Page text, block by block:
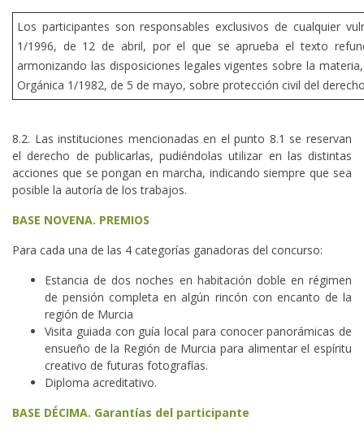
Los participantes son responsables exclusivos de cualquier
1/1996, de 12 de abril, por el que se aprueba el texto
armonizando las disposiciones legales vigentes sobre la
Orgánica 1/1982, de 5 de mayo, sobre protección civil del
8.2. Las instituciones mencionadas en el punto 8.1 se reservan
el derecho de publicarlas, pudiéndolas utilizar en las distintas
acciones que se pongan en marcha, indicando siempre que sea
posible la autoría de los trabajos.
BASE NOVENA. PREMIOS
Para cada una de las 4 categorías ganadoras del concurso:
Estancia de dos noches en habitación doble en régimen
de pensión completa en algún rincón con encanto de la
región de Murcia
Visita guiada con guía local para conocer panorámicas de
ensueño de la Región de Murcia para alimentar el espíritu
creativo de futuras fotografías.
Diploma acreditativo.
BASE DÉCIMA. Garantías del participante